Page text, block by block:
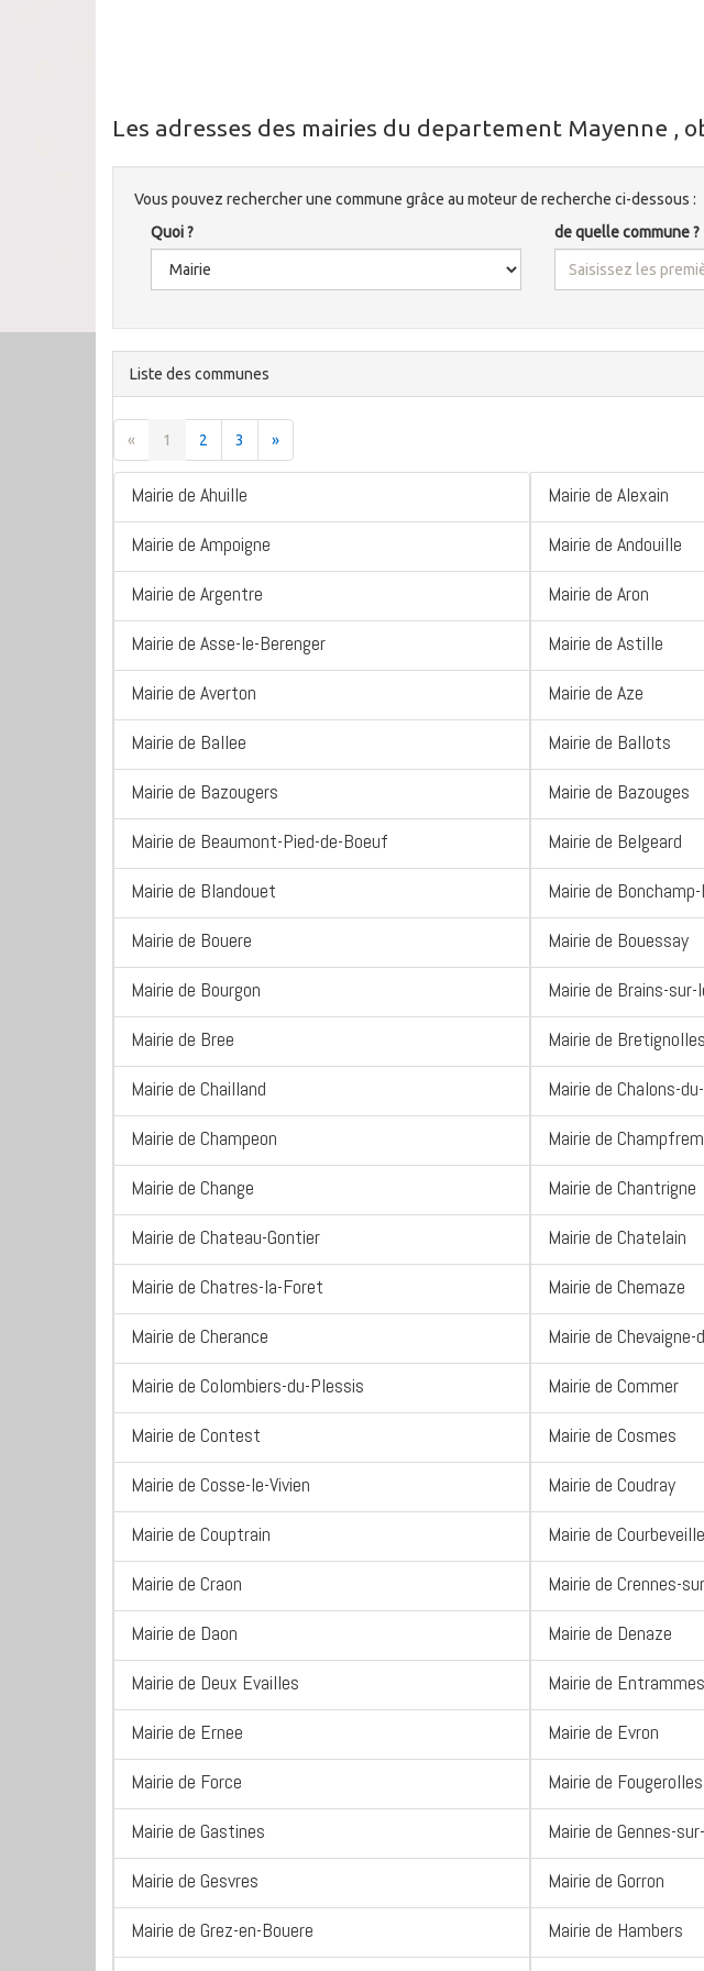
Les adresses des mairies du departement Mayenne ,
Vous pouvez rechercher une commune grâce au moteur de recherche ci-dessous :
Quoi ?
de quelle commune ?
Liste des communes
« 1 2 3 »
Mairie de Ahuille Mairie de Alexain
Mairie de Ampoigne
Mairie de Andouille
Mairie de Argentre
Mairie de Aron
Mairie de Asse-le-Berenger
Mairie de Astille
Mairie de Averton
Mairie de Aze
Mairie de Ballee
Mairie de Ballots
Mairie de Bazougers
Mairie de Bazouges
Mairie de Beaumont-Pied-de-Boeuf
Mairie de Belgeard
Mairie de Blandouet
Mairie de
Mairie de Bouere
Mairie de Bouessay
Mairie de Bourgon
Mairie de Brains-
Mairie de Bree
Mairie de
Mairie de Chailland
Mairie de Chalons-
Mairie de Champeon
Mairie de
Mairie de Change
Mairie de Chantrigne
Mairie de Chateau-Gontier
Mairie de Chatelain
Mairie de Chatres-la-Foret
Mairie de Chemaze
Mairie de Cherance
Mairie de Chevaigne-
Mairie de Colombiers-du-Plessis
Mairie de Commer
Mairie de Contest
Mairie de Cosmes
Mairie de Cosse-le-Vivien
Mairie de Coudray
Mairie de Couptrain
Mairie de Courbeveille
Mairie de Craon
Mairie de Crennes-
Mairie de Daon
Mairie de Denaze
Mairie de Deux Evailles
Mairie de Entrammes
Mairie de Ernee
Mairie de Evron
Mairie de Force
Mairie de
Mairie de Gastines
Mairie de Gennes-
Mairie de Gesvres
Mairie de Gorron
Mairie de Grez-en-Bouere
Mairie de Hambers